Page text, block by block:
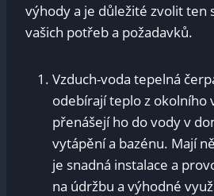
výhody ‍a je důležité zvolit ten
vašich potřeb a požadavků.
Vzduch-voda tepelná
odebírají ‌teplo z ⁤okolního
přenášejí ho⁢ do vody v
vytápění a bazénu. Mají
je snadná‌ instalace a
na ‌údržbu a výhodné